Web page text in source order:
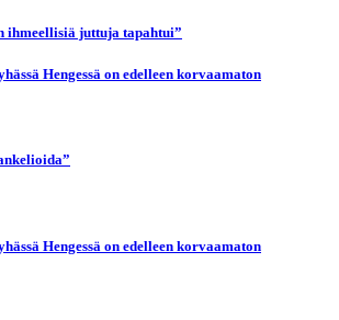
juttuja tapahtui”
Hengessä on edelleen korvaamaton
Hengessä on edelleen korvaamaton